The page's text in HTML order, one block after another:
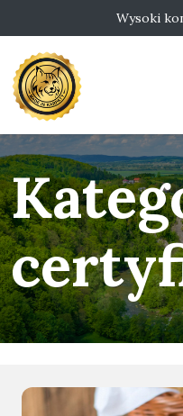
Wysoki